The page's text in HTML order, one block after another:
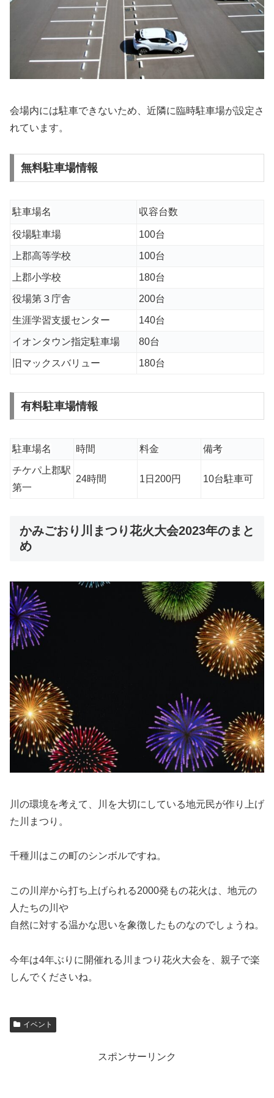
会場内には駐車できないため、近隣に臨時駐車場が設定さ
れています。
無料駐車場情報
駐車場名 収容台数
役場駐車場 100台
上郡高等学校 100台
上郡小学校 180台
役場第３庁舎 200台
生涯学習支援センター 140台
イオンタウン指定駐車場 80台
旧マックスバリュー 180台
有料駐車場情報
駐車場名 時間 料金 備考
チケパ上郡駅
第一
24時間 1日200円 10台駐車可
かみごおり川まつり花火大会2023年のまと
め
川の環境を考えて、川を大切にしている地元民が作り上げ
た川まつり。
千種川はこの町のシンボルですね。
この川岸から打ち上げられる2000発もの花火は、地元の
人たちの川や
自然に対する温かな思いを象徴したものなのでしょうね。
今年は4年ぶりに開催れる川まつり花火大会を、親子で楽
しんでくださいね。
イベント
スポンサーリンク